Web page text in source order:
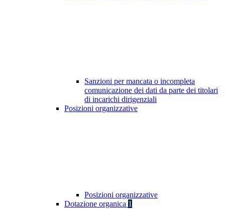
Sanzioni per mancata o incompleta
comunicazione dei dati da parte dei titolari
di incarichi dirigenziali
Posizioni organizzative
Posizioni organizzative
Dotazione organica 1